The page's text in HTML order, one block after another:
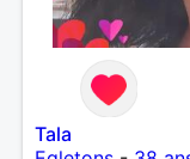
Tala